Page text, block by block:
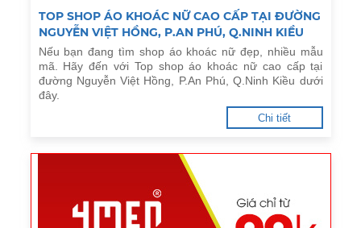
TOP SHOP ÁO KHOÁC NỮ CAO CẤP TẠI ĐƯỜNG
NGUYỄN VIỆT HỒNG, P.AN PHÚ, Q.NINH KIỀU
Nếu bạn đang tìm shop áo khoác nữ đẹp, nhiều mẫu
mã. Hãy đến với Top shop áo khoác nữ cao cấp tại
đường Nguyễn Việt Hồng, P.An Phú, Q.Ninh Kiều dưới
đây.
Chi tiết